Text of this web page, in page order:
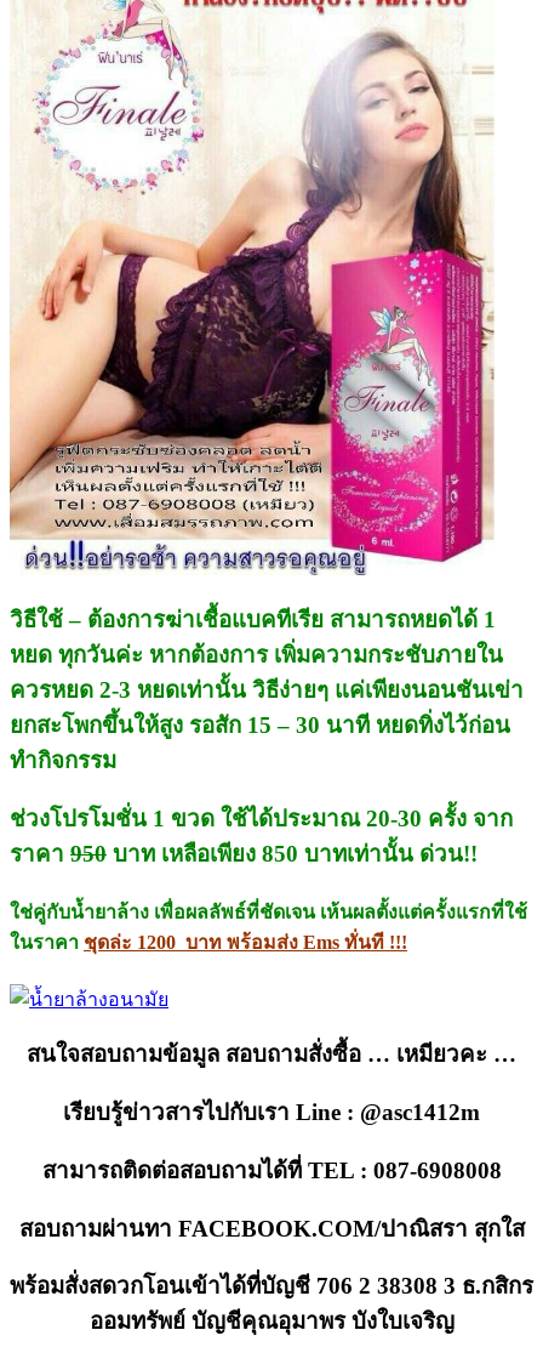
วิธีใช้– ต้องการฆ่าเชื้อแบคทีเรีย สามารถหยดได้ 1
หยด ทุกวันค่ะ หากต้องการ เพิ่มความกระชับภายใน
ควรหยด 2-3 หยดเท่านั้น วิธีง่ายๆ แค่เพียงนอนชันเข่า
ยกสะโพกขึ้นให้สูง รอสัก 15 – 30 นาที หยดทิ่งไว้ก่อน
ทำกิจกรรม
ช่วงโปรโมชั่น 1 ขวด ใช้ได้ประมาณ 20-30 ครั้ง จาก
ราคา 950 บาท เหลือเพียง 850 บาทเท่านั้น ด่วน!!
ใช่คู่กับน้ำยาล้าง เพื่อผลลัพธ์ที่ชัดเจน เห้นผลตั้งแต่ครั้งแรกที่ใช้
ในราคา ชุดล่ะ 1200 บาท พร้อมส่ง Ems ทั่นที !!!
สนใจสอบถามข้อมูล สอบถามสั่งซื้อ … เหมียวคะ …
เรียบรู้ข่าวสารไปกับเรา Line : @asc1412m
สามารถติดต่อสอบถามได้ที่ TEL : 087-6908008
สอบถามผ่านทา FACEBOOK.COM/ปาณิสรา สุกใส
พร้อมสั่งสดวกโอนเข้าได้ที่บัญชี 706 2 38308 3 ธ.กสิกร
ออมทรัพย์ บัญชีคุณอุมาพร บังใบเจริญ